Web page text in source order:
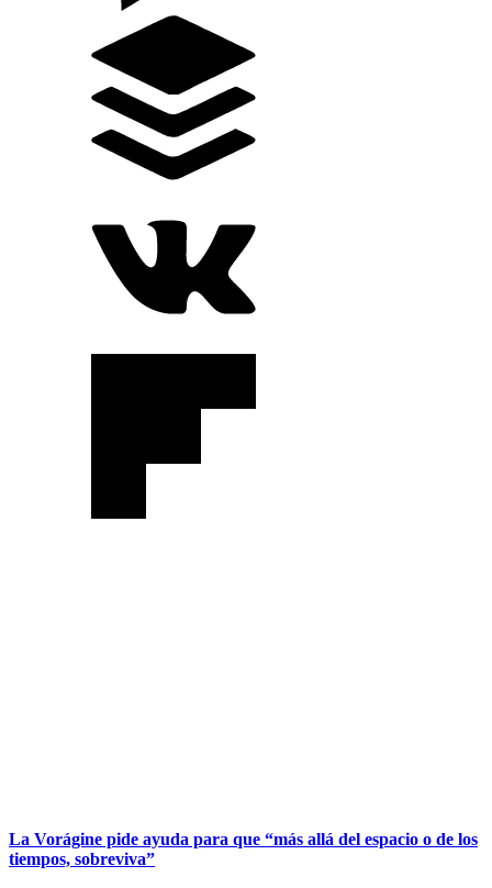
La Vorágine pide ayuda para que “más allá del espacio o de los
tiempos, sobreviva”